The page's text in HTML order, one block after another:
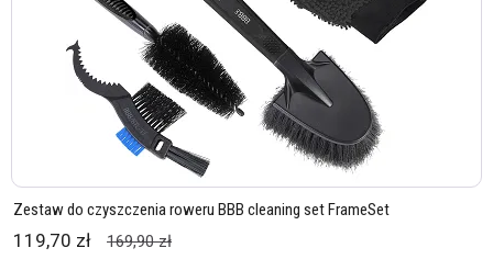
Zestaw do czyszczenia roweru BBB cleaning set FrameSet
119,70 zł 169,90 zł